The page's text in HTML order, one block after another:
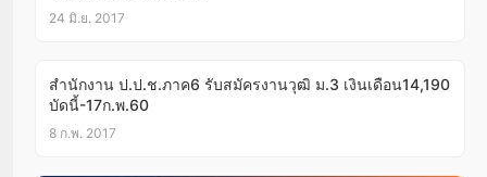
24 มิ.ย. 2017
สำนักงาน ป.ป.ช.ภาค6 รับสมัครงานวุฒิ ม.3 เงินเดือน14,190
บัดนี้-17ก.พ.60
8 ก.พ. 2017